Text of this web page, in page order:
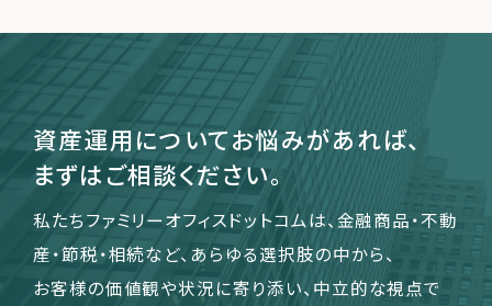
資産運用についてお悩みがあれば、
まずはご相談ください。
私たちファミリーオフィスドットコムは、金融商品・不動
産・節税・相続など、あらゆる選択肢の中から、
お客様の価値観や状況に寄り添い、中立的な視点で